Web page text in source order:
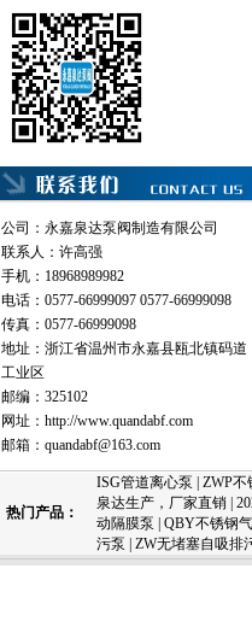
公司：永嘉泉达泵阀制造有限公司
联系人：许高强
手机：18968989982
电话：0577-66999097 0577-66999098
传真：0577-66999098
地址：浙江省温州市永嘉县瓯北镇码道
工业区
邮编：325102
网址： http://www.quandabf.com
邮箱： quandabf@163.com
热门产品：
ISG管道离心泵 ZWP不
泉达生产，厂家直销|
动隔膜泵
QBY不锈钢
污泵
ZW无堵塞自吸排